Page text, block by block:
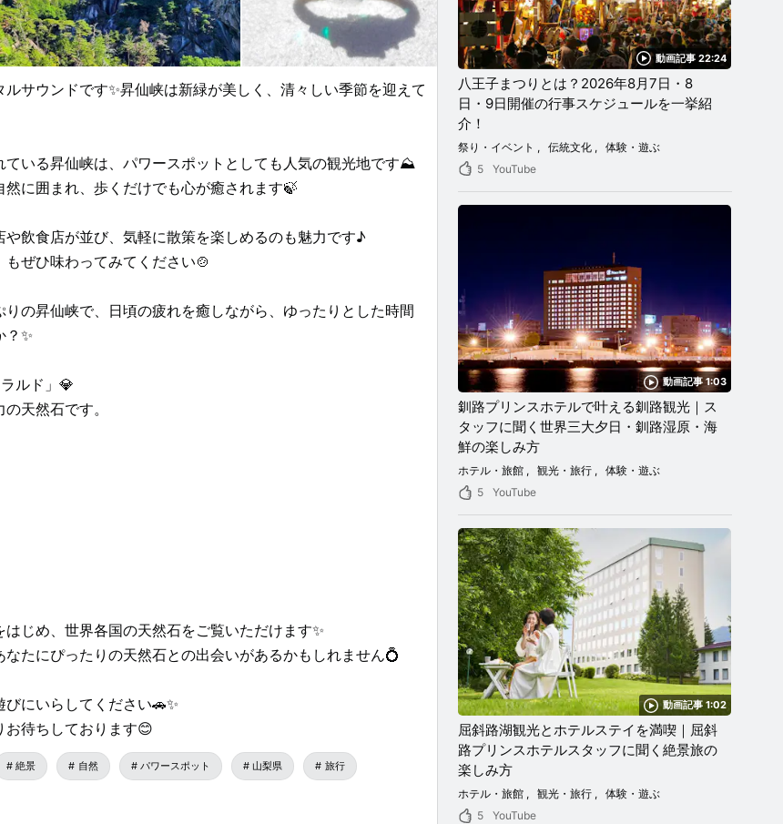
ルサウンドです✨昇仙峡は新緑が美しく、清々しい季節を迎えて
ている昇仙峡は、パワースポットとしても人気の観光地です⛰️
に囲まれ、歩くだけでも心が癒されます🍃
や飲食店が並び、気軽に散策を楽しめるのも魅力です♪
ぜひ味わってみてください🍲
りの昇仙峡で、日頃の疲れを癒しながら、ゆったりとした時間
？✨
ルド」💎
天然石です。
はじめ、世界各国の天然石をご覧いただけます✨
なたにぴったりの天然石との出会いがあるかもしれません💍
にいらしてください🚗✨
お待ちしております😊
絶景 自然 パワースポット 山梨県 旅行
動画記事 22:24
八王子まつりとは？2026年8月7日・8
日・9日開催の行事スケジュールを一挙紹
介！
祭り・イベント 伝統文化
体験・遊ぶ
5
YouTube
動画記事 1:03
釧路プリンスホテルで叶える釧路観光｜ス
タッフに聞く世界三大夕日・釧路湿原・海
鮮の楽しみ方
ホテル・旅館 観光・旅行
体験・遊ぶ
5
YouTube
動画記事 1:02
屈斜路湖観光とホテルステイを満喫｜屈斜
路プリンスホテルスタッフに聞く絶景旅の
楽しみ方
ホテル・旅館 観光・旅行
体験・遊ぶ
5
YouTube